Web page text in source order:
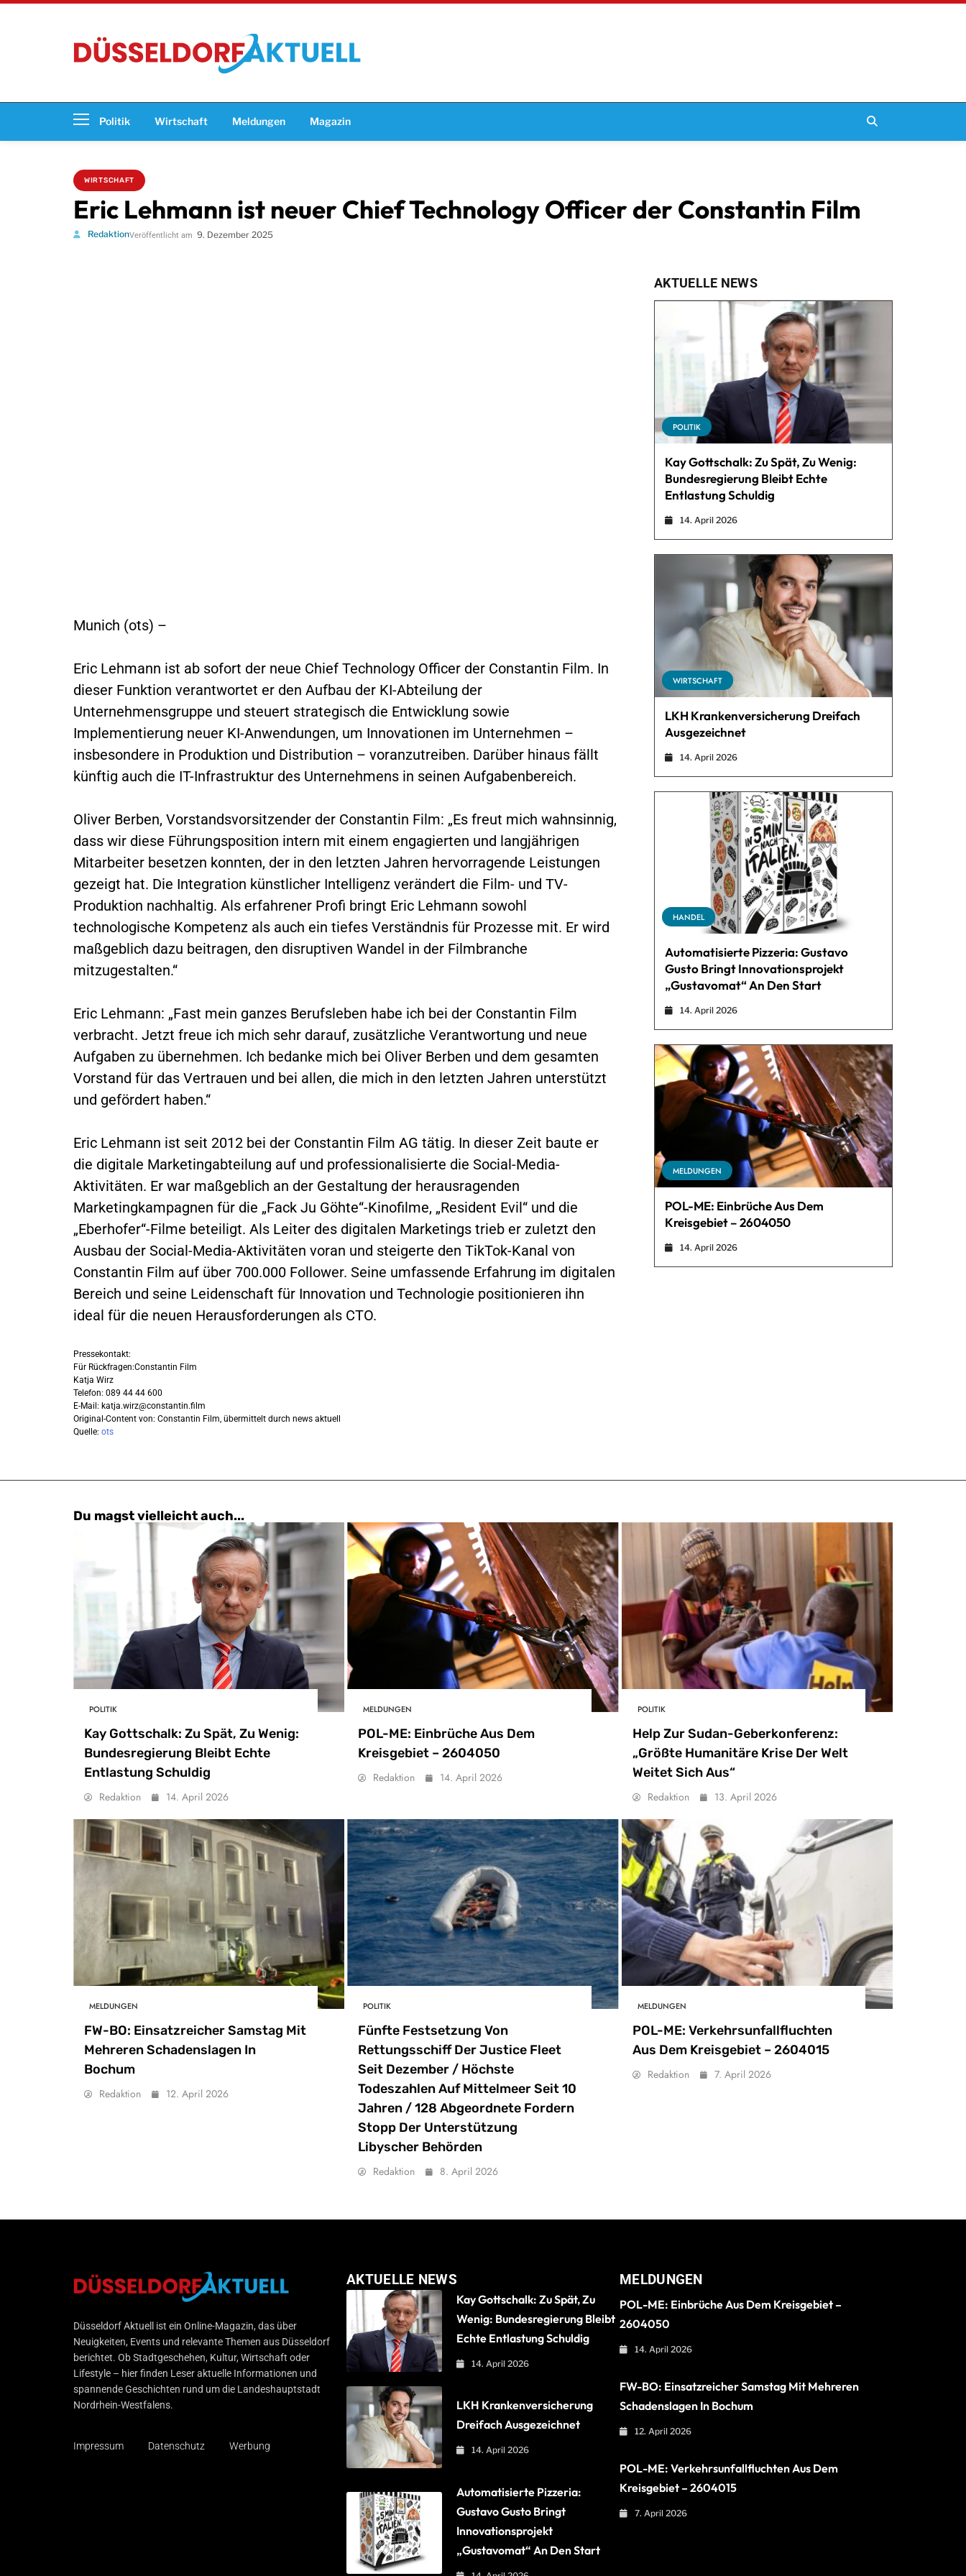
Politik Wirtschaft Meldungen Magazin
WIRTSCHAFT
Eric Lehmann ist neuer Chief Technology Officer der Constantin Film
RedaktionVeröffentlicht am 9. Dezember 2025
Munich (ots) –
Eric Lehmann ist ab sofort der neue Chief Technology Officer der Constantin Film. In
dieser Funktion verantwortet er den Aufbau der KI-Abteilung der
Unternehmensgruppe und steuert strategisch die Entwicklung sowie
Implementierung neuer KI-Anwendungen, um Innovationen im Unternehmen –
insbesondere in Produktion und Distribution – voranzutreiben. Darüber hinaus fällt
künftig auch die IT-Infrastruktur des Unternehmens in seinen Aufgabenbereich.
Oliver Berben, Vorstandsvorsitzender der Constantin Film: „Es freut mich wahnsinnig,
dass wir diese Führungsposition intern mit einem engagierten und langjährigen
Mitarbeiter besetzen konnten, der in den letzten Jahren hervorragende Leistungen
gezeigt hat. Die Integration künstlicher Intelligenz verändert die Film- und TV-
Produktion nachhaltig. Als erfahrener Profi bringt Eric Lehmann sowohl
technologische Kompetenz als auch ein tiefes Verständnis für Prozesse mit. Er wird
maßgeblich dazu beitragen, den disruptiven Wandel in der Filmbranche
mitzugestalten.“
Eric Lehmann: „Fast mein ganzes Berufsleben habe ich bei der Constantin Film
verbracht. Jetzt freue ich mich sehr darauf, zusätzliche Verantwortung und neue
Aufgaben zu übernehmen. Ich bedanke mich bei Oliver Berben und dem gesamten
Vorstand für das Vertrauen und bei allen, die mich in den letzten Jahren unterstützt
und gefördert haben.“
Eric Lehmann ist seit 2012 bei der Constantin Film AG tätig. In dieser Zeit baute er
die digitale Marketingabteilung auf und professionalisierte die Social-Media-
Aktivitäten. Er war maßgeblich an der Gestaltung der herausragenden
Marketingkampagnen für die „Fack Ju Göhte“-Kinofilme, „Resident Evil“ und die
„Eberhofer“-Filme beteiligt. Als Leiter des digitalen Marketings trieb er zuletzt den
Ausbau der Social-Media-Aktivitäten voran und steigerte den TikTok-Kanal von
Constantin Film auf über 700.000 Follower. Seine umfassende Erfahrung im digitalen
Bereich und seine Leidenschaft für Innovation und Technologie positionieren ihn
ideal für die neuen Herausforderungen als CTO.
Pressekontakt:
Für Rückfragen:Constantin Film
Katja Wirz
Telefon: 089 44 44 600
E-Mail: katja.wirz@constantin.film
Original-Content von: Constantin Film, übermittelt durch news aktuell
Quelle: ots
AKTUELLE NEWS
POLITIK
Kay Gottschalk: Zu Spät, Zu Wenig:
Bundesregierung Bleibt Echte
Entlastung Schuldig
14. April 2026
WIRTSCHAFT
LKH Krankenversicherung Dreifach
Ausgezeichnet
14. April 2026
HANDEL
Automatisierte Pizzeria: Gustavo
Gusto Bringt Innovationsprojekt
„Gustavomat“ An Den Start
14. April 2026
MELDUNGEN
POL-ME: Einbrüche Aus Dem
Kreisgebiet – 2604050
14. April 2026
Du magst vielleicht auch...
POLITIK
Kay Gottschalk: Zu Spät, Zu Wenig:
Bundesregierung Bleibt Echte
Entlastung Schuldig
Redaktion 14. April 2026
MELDUNGEN
POL-ME: Einbrüche Aus Dem
Kreisgebiet – 2604050
Redaktion 14. April 2026
POLITIK
Help Zur Sudan-Geberkonferenz:
„Größte Humanitäre Krise Der Welt
Weitet Sich Aus“
Redaktion 13. April 2026
MELDUNGEN
FW-BO: Einsatzreicher Samstag Mit
Mehreren Schadenslagen In
Bochum
Redaktion 12. April 2026
POLITIK
Fünfte Festsetzung Von
Rettungsschiff Der Justice Fleet
Seit Dezember / Höchste
Todeszahlen Auf Mittelmeer Seit 10
Jahren / 128 Abgeordnete Fordern
Stopp Der Unterstützung
Libyscher Behörden
Redaktion 8. April 2026
MELDUNGEN
POL-ME: Verkehrsunfallfluchten
Aus Dem Kreisgebiet – 2604015
Redaktion 7. April 2026
Düsseldorf Aktuell
Düsseldorf Aktuell ist ein Online-Magazin, das über
Neuigkeiten, Events und relevante Themen aus Düsseldorf
berichtet. Ob Stadtgeschehen, Kultur, Wirtschaft oder
Lifestyle – hier finden Leser aktuelle Informationen und
spannende Geschichten rund um die Landeshauptstadt
Nordrhein-Westfalens.
Impressum Datenschutz Werbung
AKTUELLE NEWS
Kay Gottschalk: Zu Spät, Zu
Wenig: Bundesregierung Bleibt
Echte Entlastung Schuldig
14. April 2026
LKH Krankenversicherung
Dreifach Ausgezeichnet
14. April 2026
Automatisierte Pizzeria:
Gustavo Gusto Bringt
Innovationsprojekt
„Gustavomat“ An Den Start
MELDUNGEN
POL-ME: Einbrüche Aus Dem Kreisgebiet –
2604050
14. April 2026
FW-BO: Einsatzreicher Samstag Mit Mehreren
Schadenslagen In Bochum
12. April 2026
POL-ME: Verkehrsunfallfluchten Aus Dem
Kreisgebiet – 2604015
7. April 2026